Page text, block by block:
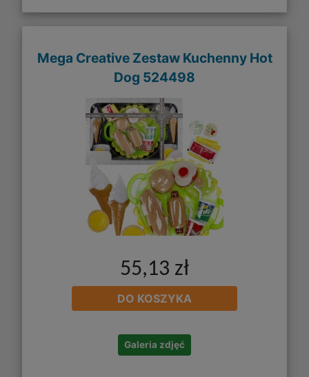
Mega Creative Zestaw Kuchenny Hot
Dog 524498
55,13 zł
DO KOSZYKA
Galeria zdjęć